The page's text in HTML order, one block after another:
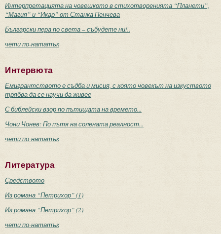
Интерпретацията на човешкото в стихотворенията “Планети”,
“Магия” и “Икар” от Станка Пенчева
Български пера по света – събудете ни!..
чети по-нататък
Интервюта
Емигрантството е съдба и мисия, с която човекът на изкуството
трябва да се научи да живее
С библейски взор по пътищата на времето...
Чони Чонев: По пътя на солената реалност...
чети по-нататък
Литература
Средството
Из романа “Петрихор” (1)
Из романа “Петрихор” (2)
чети по-нататък